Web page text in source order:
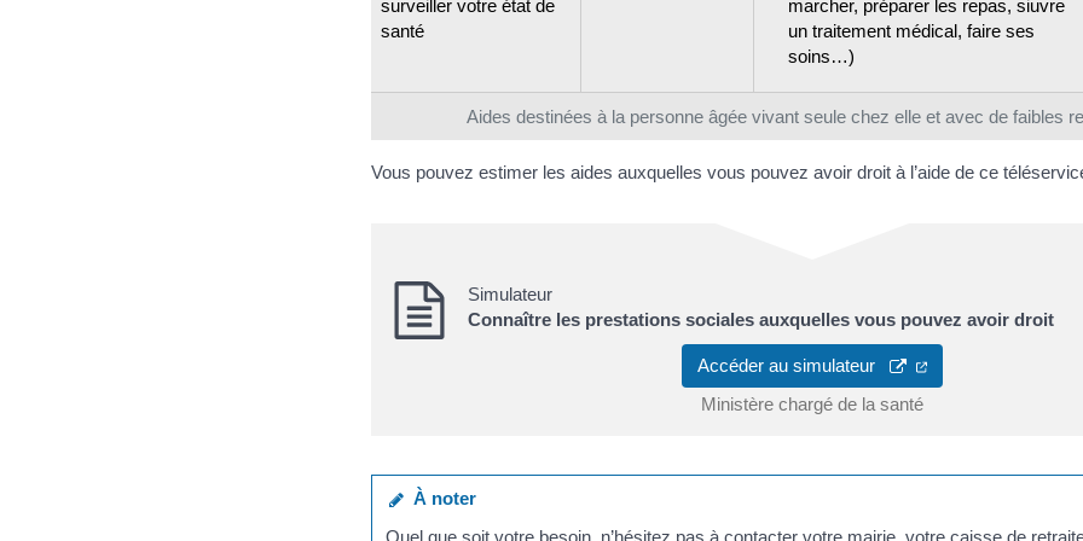
Aides destinées à la personne âgée vivant seule chez elle et avec de faibles
surveiller votre état de
santé
marcher, préparer les repas, siuvre
un traitement médical, faire ses
soins…)
Vous pouvez estimer les aides auxquelles vous pouvez avoir droit à l’aide de ce
Simulateur
Connaître les prestations sociales auxquelles vous pouvez avoir droit
Accéder au simulateur
Ministère chargé de la santé
À noter
Quel que soit votre besoin, n’hésitez pas à contacter votre mairie, votre caisse de